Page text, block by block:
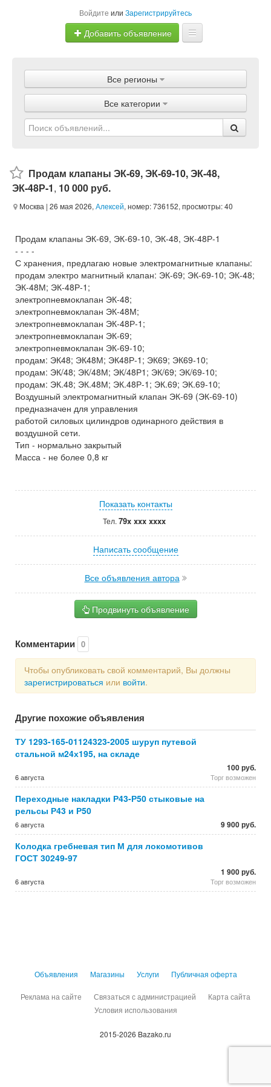
Войдите или Зарегистрируйтесь
Добавить объявление
Объявления
Магазины
Услуги
Все регионы
Все категории
Продам клапаны ЭК-69, ЭК-69-10, ЭК-48,
ЭК-48Р-1, 10 000 руб.
Москва | 26 мая 2026, Алексей, номер: 736152, просмотры: 40
Продам клапаны ЭК-69, ЭК-69-10, ЭК-48, ЭК-48Р-1
- - - -
С хранения, предлагаю новые электромагнитные клапаны:
продам электро магнитный клапан: ЭК-69; ЭК-69-10; ЭК-48;
ЭК-48М; ЭК-48Р-1;
электропневмоклапан ЭК-48;
электропневмоклапан ЭК-48М;
электропневмоклапан ЭК-48Р-1;
электропневмоклапан ЭК-69;
электропневмоклапан ЭК-69-10;
продам: ЭК48; ЭК48М; ЭК48Р-1; ЭК69; ЭК69-10;
продам: ЭК/48; ЭК/48М; ЭК/48Р1; ЭК/69; ЭК/69-10;
продам: ЭК.48; ЭК.48М; ЭК.48Р-1; ЭК.69; ЭК.69-10;
Воздушный электромагнитный клапан ЭК-69 (ЭК-69-10)
предназначен для управления
работой силовых цилиндров одинарного действия в
воздушной сети.
Тип - нормально закрытый
Масса - не более 0,8 кг
Показать контакты
Тел. 79x xxx xxxx
Написать сообщение
Все объявления автора
Продвинуть объявление
Комментарии 0
Чтобы опубликовать свой комментарий, Вы должны
зарегистрироваться или войти.
Другие похожие объявления
ТУ 1293-165-01124323-2005 шуруп путевой
стальной м24х195, на складе
6 августа
100 руб.
Торг возможен
Переходные накладки Р43-Р50 стыковые на
рельсы Р43 и Р50
6 августа 9 900 руб.
Колодка гребневая тип М для локомотивов
ГОСТ 30249-97
6 августа
1 900 руб.
Торг возможен
Объявления Магазины Услуги Публичная оферта
Реклама на сайте Связаться с администрацией
Карта сайта
Условия использования
2015-2026 Bazako.ru